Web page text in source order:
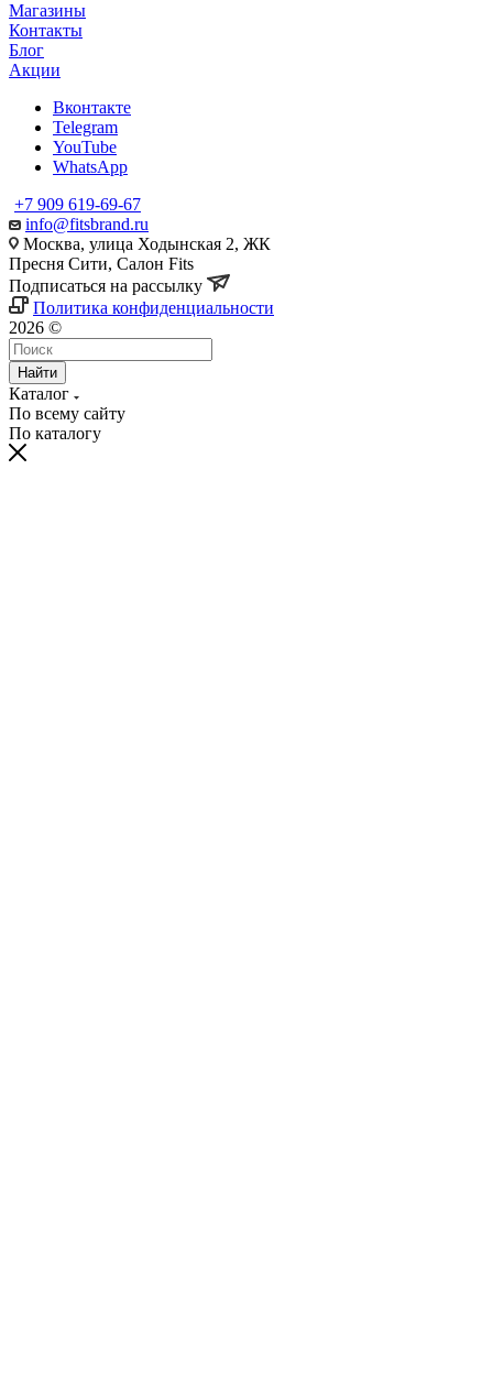
Магазины
Контакты
Блог
Акции
Вконтакте
Telegram
YouTube
WhatsApp
+7 909 619-69-67
info@fitsbrand.ru
Москва, улица Ходынская 2, ЖК
Пресня Сити, Салон Fits
Подписаться на рассылку
Политика конфиденциальности
2026 ©
Найти
Каталог
По всему сайту
По каталогу